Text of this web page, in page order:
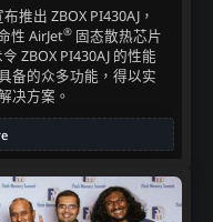
推出 ZBOX PI430AJ，
性 AirJet®固态散热芯片
ZBOX PI430AJ 的性能
备的众多功能，得以实
决方案。